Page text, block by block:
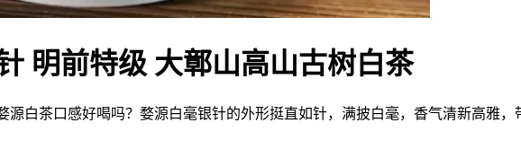
明前特级 大鄣山高山古树白茶
源白茶口感好喝吗？婺源白毫银针的外形挺直如针，满披白毫，香气清新高雅